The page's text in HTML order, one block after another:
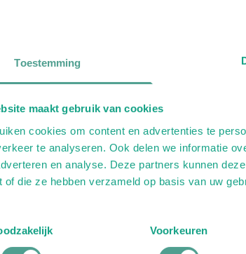
Toestemming
maakt gebruik van cookies
cookies om content en advertenties te
te analyseren. Ook delen we informatie
en analyse. Deze partners kunnen
of die ze hebben verzameld op basis van uw
Voorkeuren
vinden.
een andere pedicure.